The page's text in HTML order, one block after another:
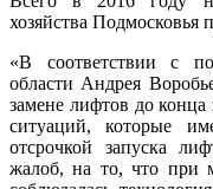
хозяйства Подмосковья
«В соответствии с
области Андрея
замене лифтов до
ситуаций, которые
отсрочкой запуска
жалоб, на то, что при